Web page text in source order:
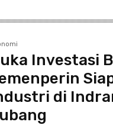
Investasi
di